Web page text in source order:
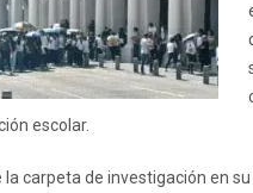
escolar.
carpeta de investigación en